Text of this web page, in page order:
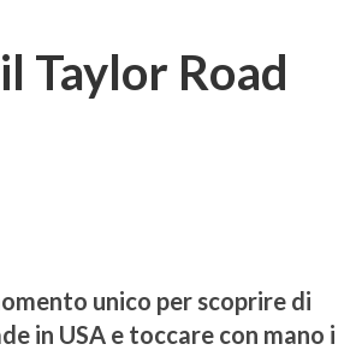
Taylor Road
unico per scoprire di
in USA e toccare con mano i